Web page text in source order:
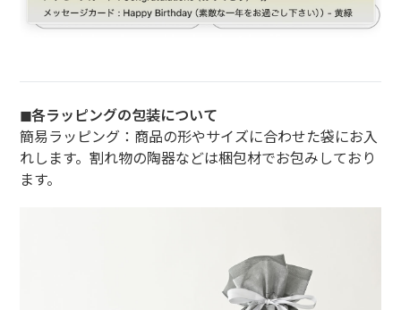
◼︎各ラッピングの包装について
簡易ラッピング：商品の形やサイズに合わせた袋にお入
れします。割れ物の陶器などは梱包材でお包みしており
ます。